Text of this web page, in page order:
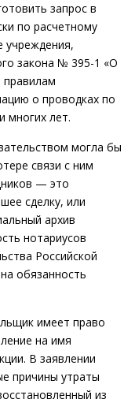
запрос в
по расчетному
учреждения,
закона № 395-1 «О
правилам
о проводках по
многих лет.
могла бы
связи с ним
— это
сделку, или
архив
нотариусов
Российской
обязанность
имеет право
на имя
В заявлении
причины утраты
из